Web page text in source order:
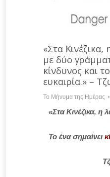
«Στα Κινέζικα,
με δύο
κίνδυνος και
ευκαιρία.» –
Το Μήνυμα της Ημέρας
«Στα Κινέζικα, η
Το ένα σημαίνει